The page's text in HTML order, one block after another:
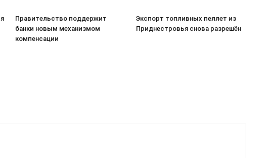
Правительство поддержит
банки новым механизмом
компенсации
Экспорт топливных пеллет из
Приднестровья снова разрешён